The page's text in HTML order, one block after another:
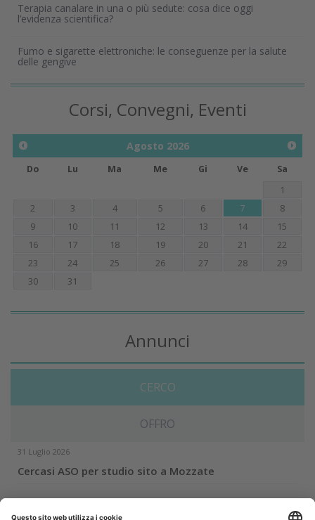
Terapia canalare in una o più sedute: cosa dice oggi
l’evidenza scientifica?
Fumo e sigarette elettroniche: le conseguenze per la salute
delle gengive
Corsi, Convegni, Eventi
Agosto 2026
Do Lu Ma Me Gi Ve
Sa
1
2
3 4 5 6 7
8
9
10 11 12 13 14
15
16
17 18 19 20 21
22
23
24 25 26 27 28
29
30
31
Annunci
CERCO
OFFRO
31 Luglio 2026
Cercasi ASO per studio sito a Mozzate
30 Luglio 2026